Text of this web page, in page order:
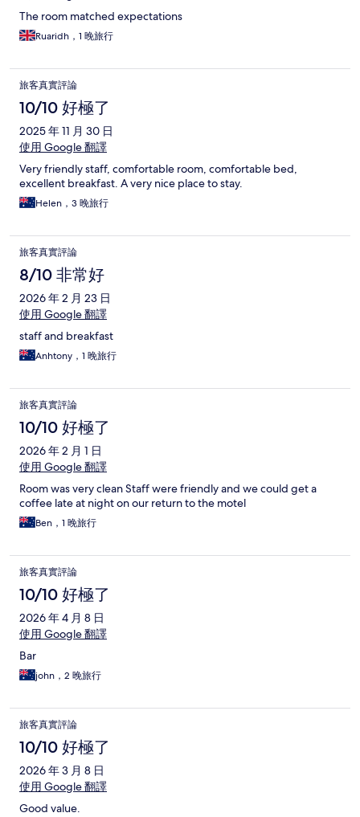
The room matched expectations
Ruaridh，1 晚旅行
旅客真實評論
10/10 好極了
2025 年 11 月 30 日
使用 Google 翻譯
Very friendly staff, comfortable room, comfortable bed,
excellent breakfast. A very nice place to stay.
Helen，3 晚旅行
旅客真實評論
8/10 非常好
2026 年 2 月 23 日
使用 Google 翻譯
staff and breakfast
Anhtony，1 晚旅行
旅客真實評論
10/10 好極了
2026 年 2 月 1 日
使用 Google 翻譯
Room was very clean Staff were friendly and we could get a
coffee late at night on our return to the motel
Ben，1 晚旅行
旅客真實評論
10/10 好極了
2026 年 4 月 8 日
使用 Google 翻譯
Bar
john，2 晚旅行
旅客真實評論
10/10 好極了
2026 年 3 月 8 日
使用 Google 翻譯
Good value.